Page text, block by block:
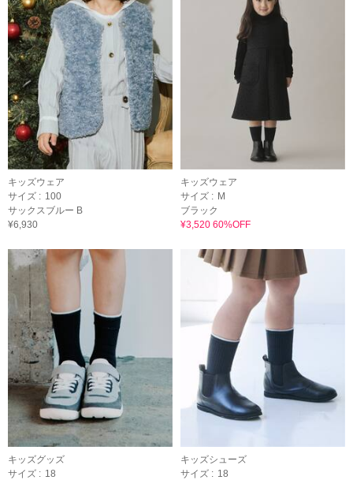
キッズウェア
サイズ : 100
サックスブルー B
¥6,930
キッズウェア
サイズ : M
ブラック
¥3,520 60%OFF
キッズグッズ
サイズ : 18
キッズシューズ
サイズ : 18